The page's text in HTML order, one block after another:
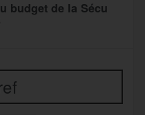
budget de la Sécu